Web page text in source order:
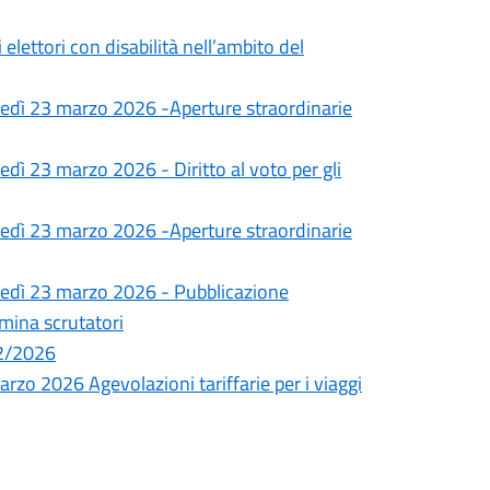
con disabilità nell’ambito del
23 marzo 2026 -Aperture straordinarie
23 marzo 2026 - Diritto al voto per gli
23 marzo 2026 -Aperture straordinarie
23 marzo 2026 - Pubblicazione
scrutatori
2026
2026 Agevolazioni tariffarie per i viaggi